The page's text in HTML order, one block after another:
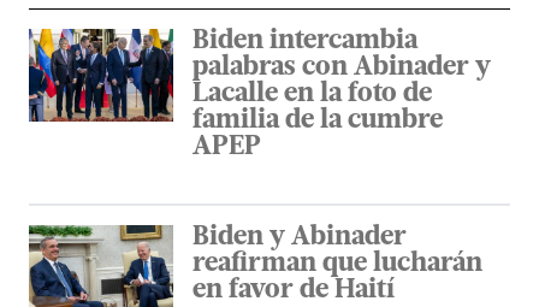
Biden intercambia
palabras con Abinader y
Lacalle en la foto de
familia de la cumbre
APEP
Biden y Abinader
reafirman que lucharán
en favor de Haití